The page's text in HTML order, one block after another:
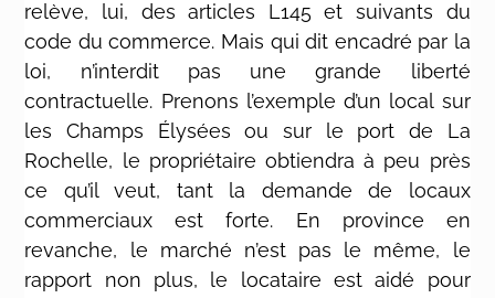
relève, lui, des articles L145 et suivants du
code du commerce. Mais qui dit encadré par la
loi, n’interdit pas une grande liberté
contractuelle. Prenons l’exemple d’un local sur
les Champs Élysées ou sur le port de La
Rochelle, le propriétaire obtiendra à peu près
ce qu’il veut, tant la demande de locaux
commerciaux est forte. En province en
revanche, le marché n’est pas le même, le
rapport non plus, le locataire est aidé pour